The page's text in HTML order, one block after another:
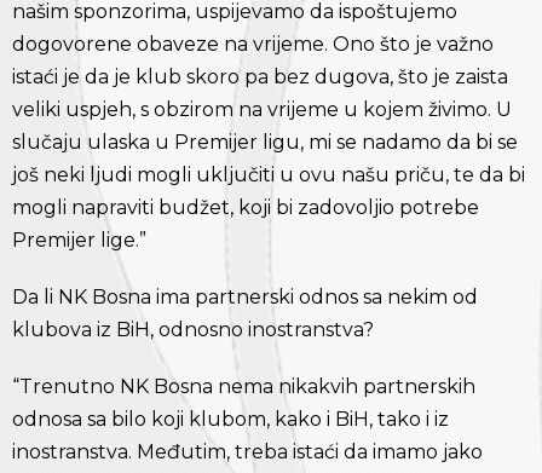
našim sponzorima, uspijevamo da ispoštujemo
dogovorene obaveze na vrijeme. Ono što je važno
istaći je da je klub skoro pa bez dugova, što je zaista
veliki uspjeh, s obzirom na vrijeme u kojem živimo. U
slučaju ulaska u Premijer ligu, mi se nadamo da bi se
još neki ljudi mogli uključiti u ovu našu priču, te da bi
mogli napraviti budžet, koji bi zadovoljio potrebe
Premijer lige.”
Da li NK Bosna ima partnerski odnos sa nekim od
klubova iz BiH, odnosno inostranstva?
“Trenutno NK Bosna nema nikakvih partnerskih
odnosa sa bilo koji klubom, kako i BiH, tako i iz
inostranstva. Međutim, treba istaći da imamo jako